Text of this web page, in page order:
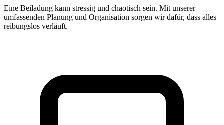
Eine Beiladung kann stressig und chaotisch sein. Mit unserer
umfassenden Planung und Organisation sorgen wir dafür, dass alles
reibungslos verläuft.